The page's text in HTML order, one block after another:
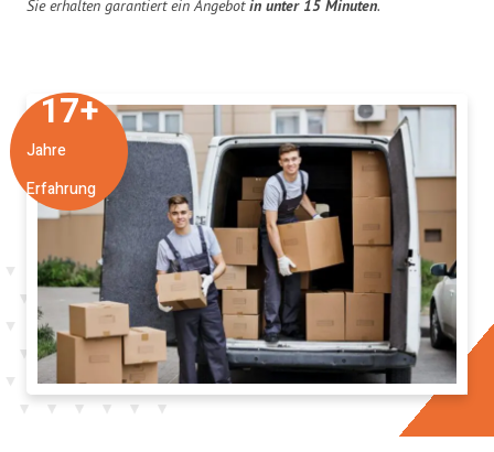
Jahre
Erfahrung
17+
Sie erhalten garantiert ein Angebotin unter 15 Minuten.